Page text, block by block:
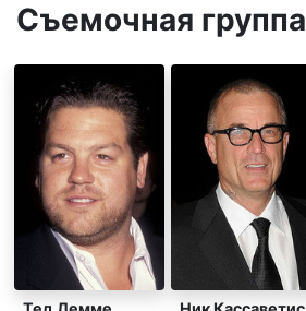
Съемочная группа